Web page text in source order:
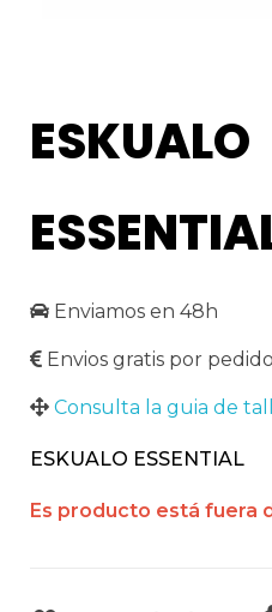
ESKUALO
Enviamos en 48h
Envios gratis por
Consulta la guia de
ESKUALO ESSENTIAL
Es producto está fuera